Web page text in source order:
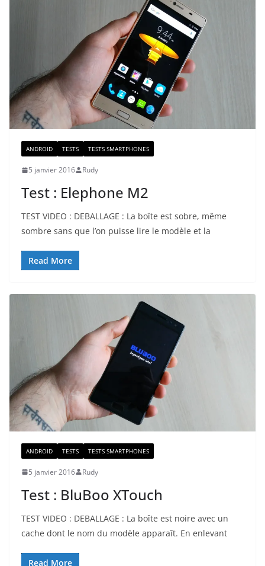
ANDROID TESTS TESTS SMARTPHONES
5 janvier 2016 Rudy
Test : Elephone M2
TEST VIDEO : DEBALLAGE : La boîte est sobre, même
sombre sans que l’on puisse lire le modèle et la
Read More
ANDROID TESTS TESTS SMARTPHONES
5 janvier 2016 Rudy
Test : BluBoo XTouch
TEST VIDEO : DEBALLAGE : La boîte est noire avec un
cache dont le nom du modèle apparaît. En enlevant
Read More